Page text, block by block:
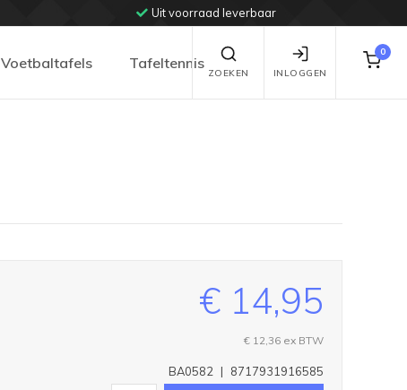
Uit voorraad leverbaar
Voetbaltafels Tafeltennis
ZOEKEN INLOGGEN
0
€ 14,95
€ 12,36 ex BTW
8717931916585
|
BA0582